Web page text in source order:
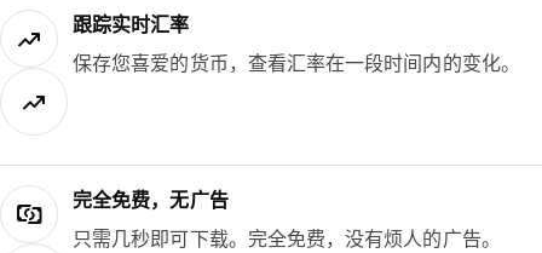
跟踪实时汇率
保存您喜爱的货币，查看汇率在一段时间内的变化。
完全免费，无广告
只需几秒即可下载。完全免费，没有烦人的广告。